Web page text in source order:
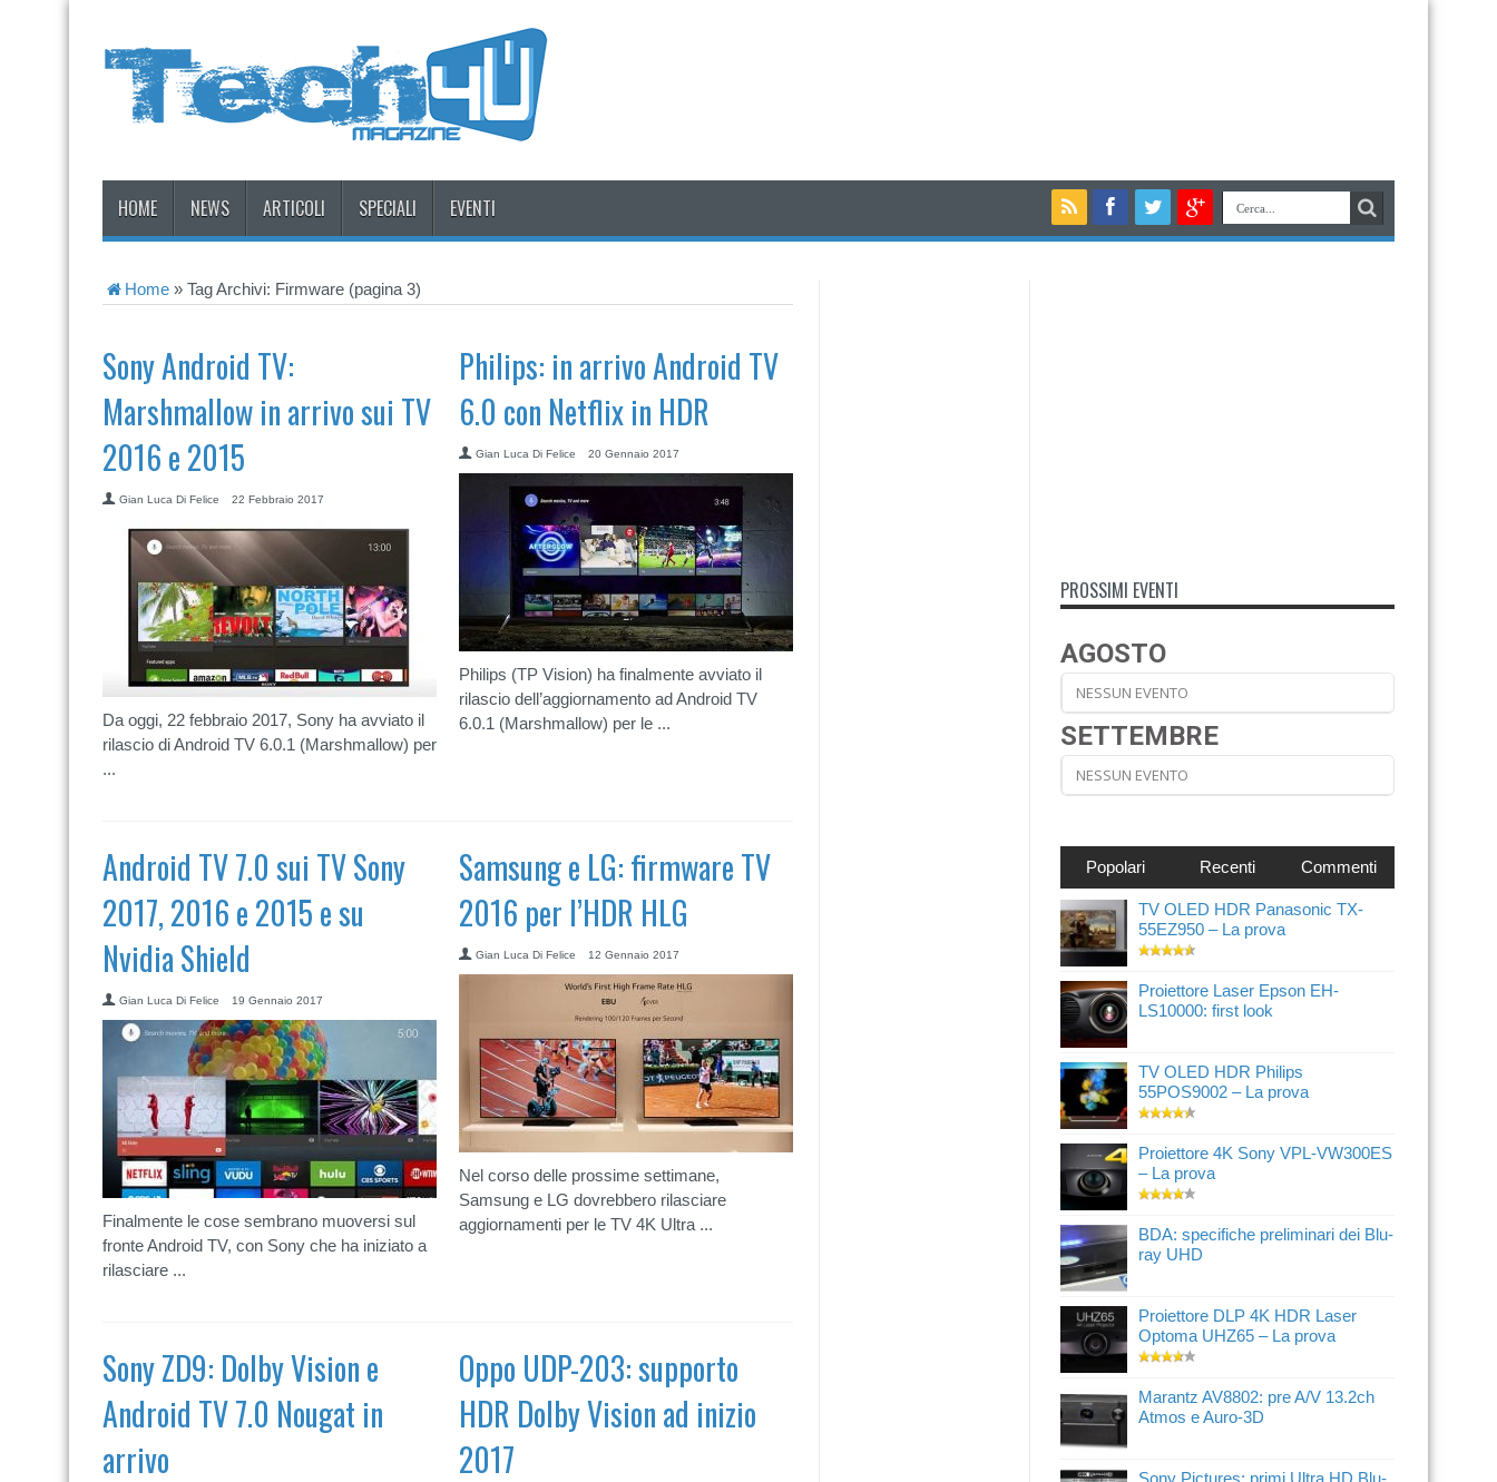
HOME NEWS ARTICOLI SPECIALI EVENTI
Home » Tag Archivi: Firmware (pagina 3)
Sony Android TV:
Marshmallow in arrivo sui TV
2016 e 2015
Gian Luca Di Felice 22 Febbraio 2017
Da oggi, 22 febbraio 2017, Sony ha avviato il
rilascio di Android TV 6.0.1 (Marshmallow) per
...
Philips: in arrivo Android TV
6.0 con Netflix in HDR
Gian Luca Di Felice 20 Gennaio 2017
Philips (TP Vision) ha finalmente avviato il
rilascio dell’aggiornamento ad Android TV
6.0.1 (Marshmallow) per le ...
Android TV 7.0 sui TV Sony
2017, 2016 e 2015 e su
Nvidia Shield
Gian Luca Di Felice 19 Gennaio 2017
Finalmente le cose sembrano muoversi sul
fronte Android TV, con Sony che ha iniziato a
rilasciare ...
Samsung e LG: firmware TV
2016 per l’HDR HLG
Gian Luca Di Felice 12 Gennaio 2017
Nel corso delle prossime settimane,
Samsung e LG dovrebbero rilasciare
aggiornamenti per le TV 4K Ultra ...
Sony ZD9: Dolby Vision e
Android TV 7.0 Nougat in
arrivo
Oppo UDP-203: supporto
HDR Dolby Vision ad inizio
2017
PROSSIMI EVENTI
AGOSTO
NESSUN EVENTO
SETTEMBRE
NESSUN EVENTO
Popolari Recenti Commenti
TV OLED HDR Panasonic TX-
55EZ950 – La prova
Proiettore Laser Epson EH-
LS10000: first look
TV OLED HDR Philips
55POS9002 – La prova
Proiettore 4K Sony VPL-VW300ES
– La prova
BDA: specifiche preliminari dei Blu-
ray UHD
Proiettore DLP 4K HDR Laser
Optoma UHZ65 – La prova
Marantz AV8802: pre A/V 13.2ch
Atmos e Auro-3D
Sony Pictures: primi Ultra HD Blu-